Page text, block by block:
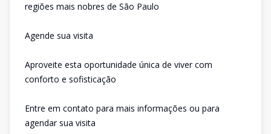
regiões mais nobres de São Paulo
Agende sua visita
Aproveite esta oportunidade única de viver com
conforto e sofisticação
Entre em contato para mais informações ou para
agendar sua visita